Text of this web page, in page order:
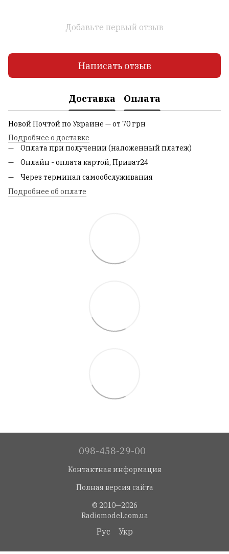
Добавьте первый отзыв
Написать отзыв
Доставка Оплата
Новой Почтой по Украине — от 70 грн
Подробнее о доставке
Оплата при получении (наложенный платеж)
Онлайн - оплата картой, Приват24
Через терминал самообслуживания
Подробнее об оплате
098-458-29-00
Контактная информация
Полная версия сайта
© 2010—2026
Radiomodel.com.ua
Рус Укр